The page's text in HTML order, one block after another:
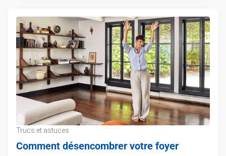
Trucs et astuces
Comment désencombrer votre foyer